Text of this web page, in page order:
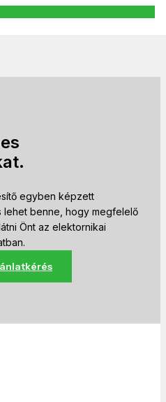
egyben képzett
lehet benne, hogy megfelelő
Önt az elektornikai